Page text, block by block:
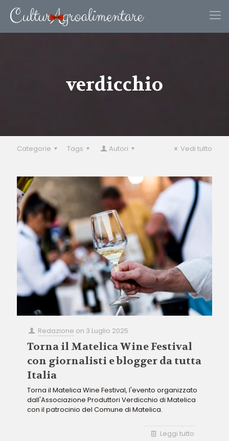
verdicchio
Categorie Tags Autori Vedi tutto
Redazione on 3 Luglio 2025
Torna il Matelica Wine Festival
con giornalisti e blogger da tutta
Italia
Torna il Matelica Wine Festival, l'evento organizzato
dall'Associazione Produttori Verdicchio di Matelica
con il patrocinio del Comune di Matelica.
Leggi tutto